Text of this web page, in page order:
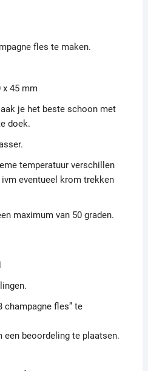
fles te maken.
x 45 mm
je het beste schoon met
doek.
temperatuur verschillen
eventueel krom trekken
maximum van 50 graden.
champagne fles” te
een beoordeling te plaatsen.